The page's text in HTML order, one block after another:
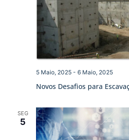
Novos Desafios para
5 Maio, 2025- 6 Maio, 2025
SEG
5